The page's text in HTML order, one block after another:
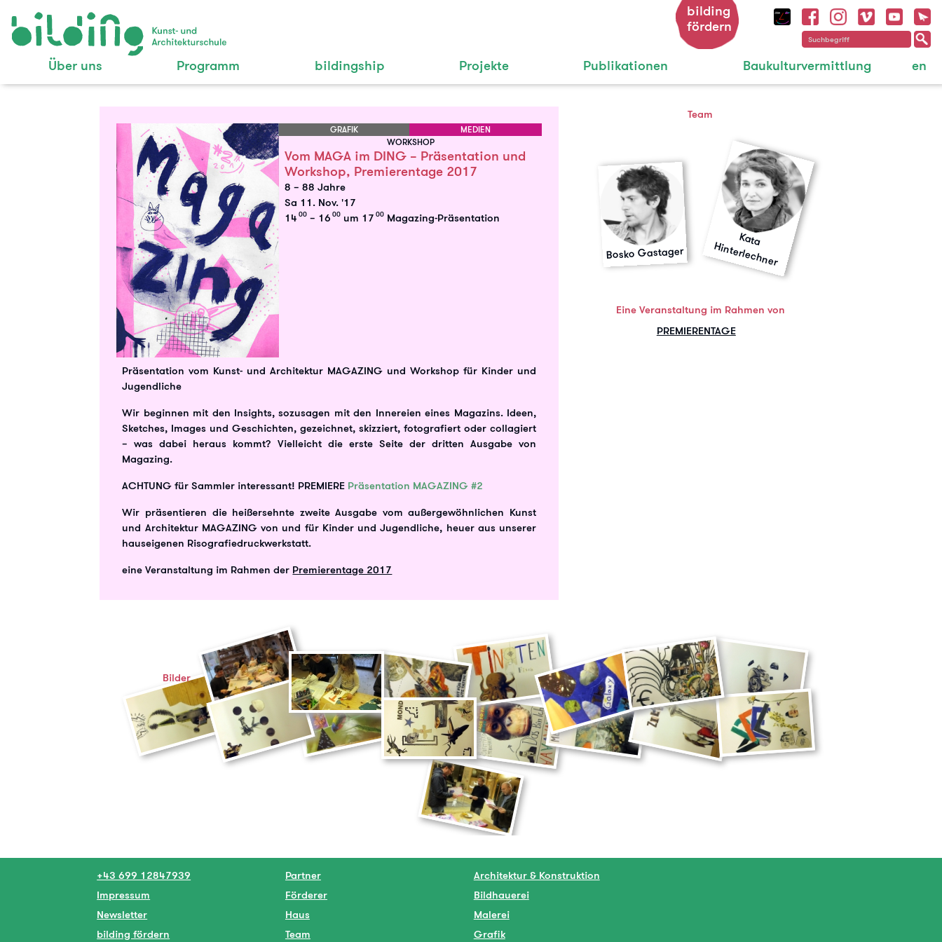
Über uns Programm bildingship Projekte Publikationen Baukulturvermittlung en
bilding
fördern
GRAFIK
MEDIEN
WORKSHOP
Vom MAGA im DING – Präsentation und
Workshop, Premierentage 2017
8 – 88 Jahre
Sa 11. Nov. '17
14 00 – 16 00 um 17 00 Magazing-Präsentation
Präsentation vom Kunst- und Architektur MAGAZING und Workshop für Kinder und
Jugendliche
Wir beginnen mit den Insights, sozusagen mit den Innereien eines Magazins. Ideen,
Sketches, Images und Geschichten, gezeichnet, skizziert, fotografiert oder collagiert
– was dabei heraus kommt? Vielleicht die erste Seite der dritten Ausgabe von
Magazing.
ACHTUNG für Sammler interessant! PREMIERE Präsentation MAGAZING #2
Wir präsentieren die heißersehnte zweite Ausgabe vom außergewöhnlichen Kunst
und Architektur MAGAZING von und für Kinder und Jugendliche, heuer aus unserer
hauseigenen Risografiedruckwerkstatt.
eine Veranstaltung im Rahmen der Premierentage 2017
Team
Bosko Gastager
K
a
ta
H
in
te
rle
c
h
n
e
r
Eine Veranstaltung im Rahmen von
PREMIERENTAGE
Bilder
+43 699 12847939
Impressum
Newsletter
bilding fördern
Partner
Förderer
Haus
Team
Architektur & Konstruktion
Bildhauerei
Malerei
Grafik